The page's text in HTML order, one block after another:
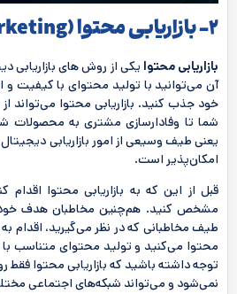
2- بازاریابی محتوا (
بازاریابی محتوا یکی از روش های بازاریابی
آن می‌توانید با تولید محتوای با کیفیت و
خود جذب کنید. بازاریابی محتوا
شما تا وفادارسازی مشتری به محصولات
یعنی طیف وسیعی از امور بازاریابی دیجیتال
امکان‌پذیر است.
قبل از این که به بازاریابی محتوا اقدام
مشخص کنید. هم‌چنین مخاطبان هدف خود
طیف مخاطبانی که در نظر می‌گیرید، اقدام به
محتوا می‌کنید و تولید محتوای متناسب با
توجه داشته باشید که بازاریابی محتوا
نمی‌شود و می‌تواند شبکه‌های اجتماعی